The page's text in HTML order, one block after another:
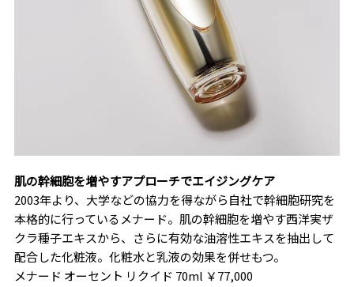
肌の幹細胞を増やすアプローチでエイジングケア
2003年より、大学などの協力を得ながら自社で幹細胞研究を
本格的に行っているメナード。肌の幹細胞を増やす西洋実ザ
クラ種子エキスから、さらに有効な油溶性エキスを抽出して
配合した化粧液。化粧水と乳液の効果を併せもつ。
メナード オーセント リクイド 70ml ￥77,000